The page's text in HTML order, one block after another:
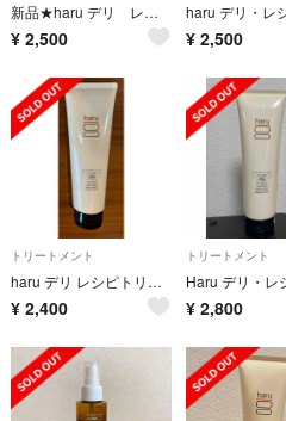
新品★haru デリ レシピトリートメント
¥ 2,500 ¥ 2,500
トリートメント
haru デリ レシピトリートメント 250g
¥ 2,400
トリートメント
¥ 2,800